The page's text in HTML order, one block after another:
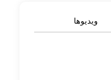
ویدیوها